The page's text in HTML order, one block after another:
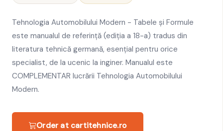
Tehnologia Automobilului Modern - Tabele și Formule
este manualul de referință (ediția a 18-a) tradus din
literatura tehnică germană, esențial pentru orice
specialist, de la ucenic la inginer. Manualul este
COMPLEMENTAR lucrării Tehnologia Automobilului
Modern.
Order at cartitehnice.ro